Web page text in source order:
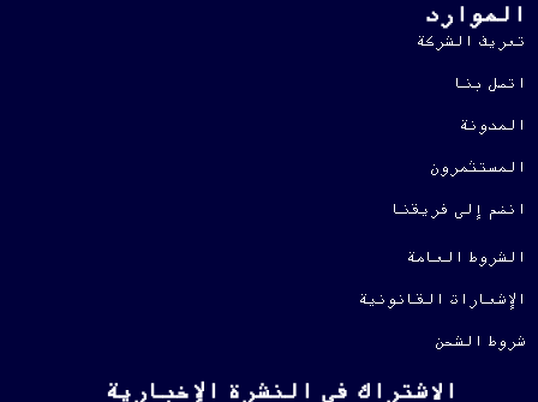
الموارد
تعريف الشركة
اتصل بنا
المدونة
المستثمرون
انضم إلى فريقنا
الشروط العامة
الإشعارات القانونية
شروط الشحن
الاشتراك في النشرة الإخبارية